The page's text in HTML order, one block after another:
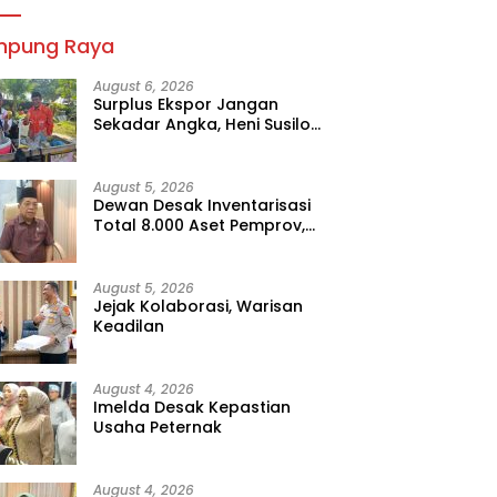
Raya
August 6, 2026
Surplus Ekspor Jangan
Sekadar Angka, Heni Susilo
August 5, 2026
Dewan Desak Inventarisasi
Total 8.000 Aset Pemprov,
August 5, 2026
Jejak Kolaborasi, Warisan
Keadilan
August 4, 2026
Imelda Desak Kepastian
Usaha Peternak
August 4, 2026